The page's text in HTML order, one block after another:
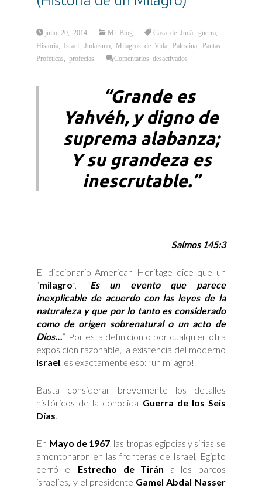
julio 20, 2014 Mi Blog Casa de Judá guerra
Historia
Israel Judaísmo Milagros de Vida Palestina
Pautas
Proféticas
,profecías Comentarios desactivados
Días…
(Historia
un
Milagro)
“Grande es
Yahvéh, y digno de
suprema alabanza;
Y su grandeza es
inescrutable.”
Salmos 145:3
El diccionario American Heritage dice que un
“milagro”, “Es un evento que parece
inexplicable de acuerdo con las leyes de la
naturaleza y que por lo tanto es considerado
como de origen sobrenatural o un acto de
Dios…” Por esta definición o por cualquier otra
exposición razonable, la existencia del moderno
Israel, es exactamente eso: ¡un milagro!
Basta considerar brevemente los detalles
históricos de la conocida Guerra de los Seis
Días.
En Mayo de 1967, las tropas egipcias y sirias se
amontonaron en las fronteras de Israel, Egipto
cerró el Estrecho de Tirán a los barcos
israelíes, y el presidente Gamel Abdal Nasser